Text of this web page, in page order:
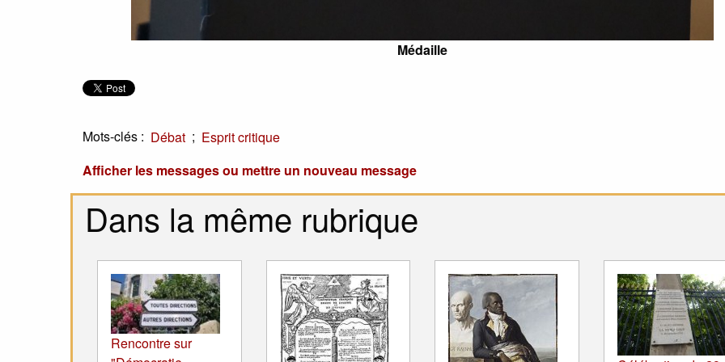
Médaille
Mots-clés : Débat ; Esprit critique
Afficher les messages ou mettre un nouveau message
Dans la même rubrique
Rencontre sur